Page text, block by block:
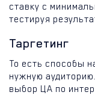
ставку с
тестируя
Таргетинг
То есть способы
нужную
выбор ЦА по